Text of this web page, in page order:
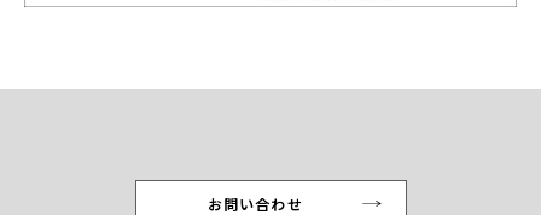
お問い合わせ